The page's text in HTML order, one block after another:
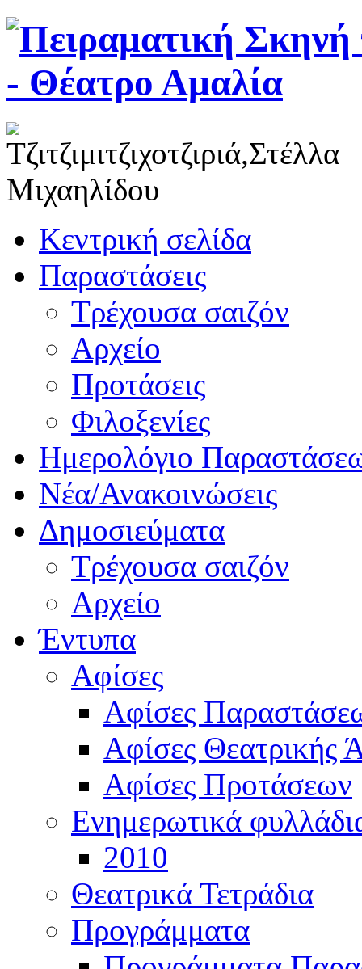
Κεντρική σελίδα
Παραστάσεις
Τρέχουσα σαιζόν
Αρχείο
Προτάσεις
Φιλοξενίες
Ημερολόγιο
Νέα/Ανακοινώσεις
Δημοσιεύματα
Τρέχουσα σαιζόν
Αρχείο
Έντυπα
Αφίσες
Αφίσες
Αφίσες Θεατρικής
Αφίσες Προτάσεων
Ενημερωτικά
2010
Θεατρικά Τετράδια
Προγράμματα